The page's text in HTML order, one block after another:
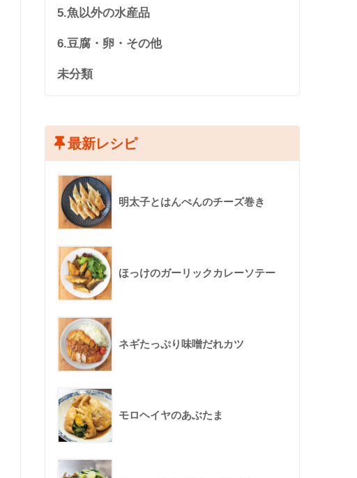
5.魚以外の水産品
6.豆腐・卵・その他
未分類
最新レシピ
明太子とはんぺんのチーズ巻き
ほっけのガーリックカレーソテー
ネギたっぷり味噌だれカツ
モロヘイヤのあぶたま